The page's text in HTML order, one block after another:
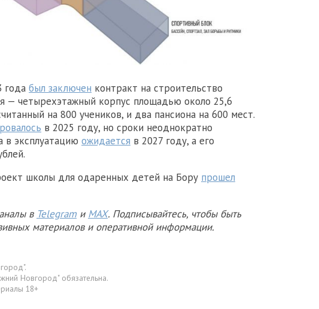
года был заключен контракт на строительство
— четырехэтажный корпус площадью около 25,6
на 800 учеников, и два пансиона на 600 мест.
в 2025 году, но сроки неоднократно
в эксплуатацию ожидается в 2027 году, а его
школы для одаренных детей на Бору прошел
в Telegram и MAX. Подписывайтесь, чтобы быть
материалов и оперативной информации.
Новгород" обязательна.
18+